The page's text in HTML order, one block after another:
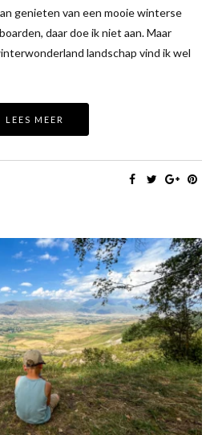
genieten van een mooie winterse
daar doe ik niet aan. Maar
landschap vind ik wel
LEES MEER